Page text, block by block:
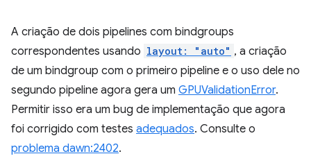
A criação de dois pipelines com bindgroups
correspondentes usando layout: "auto" , a criação
de um bindgroup com o primeiro pipeline e o uso dele no
segundo pipeline agora gera um GPUValidationError.
Permitir isso era um bug de implementação que agora
foi corrigido com testes adequados. Consulte o
problema dawn:2402.